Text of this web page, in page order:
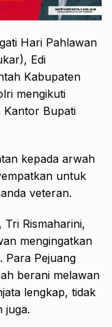
Hari Pahlawan
Edi
Kabupaten
mengikuti
Kantor Bupati
kepada arwah
untuk
veteran.
Rismaharini,
mengingatkan
Para Pejuang
berani melawan
lengkap, tidak
juga.